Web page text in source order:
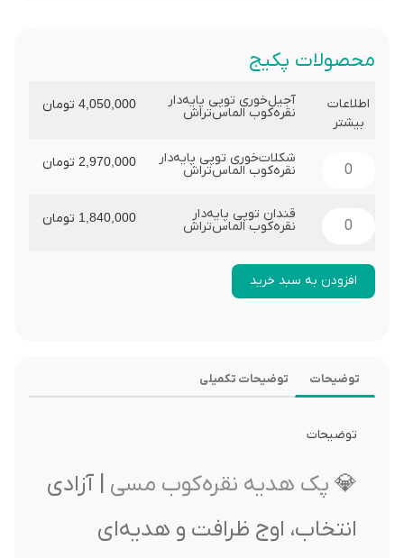
محصولات پکیج
اطلاعات
بیشتر
آجیل‌خوری توپی پایه‌دار
نقره‌کوب الماس‌تراش
4,050,000 تومان
شکلات‌خوری توپی پایه‌دار
نقره‌کوب الماس‌تراش
2,970,000 تومان
قندان توپی پایه‌دار
نقره‌کوب الماس‌تراش
1,840,000 تومان
افزودن به سبد خرید
توضیحات توضیحات تکمیلی
توضیحات
💎 پک هدیه نقره‌کوب مسی | آزادی
انتخاب، اوج ظرافت و هدیه‌ای